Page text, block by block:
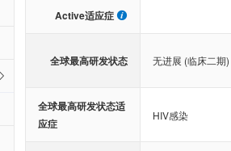
Active适应症
全球最高研发状态 无进展 (临床二期)
全球最高研发状态适
应症
HIV感染